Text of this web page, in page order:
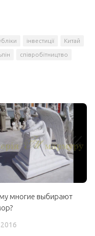
інвестиції Китай
співробітництво
многие выбирают